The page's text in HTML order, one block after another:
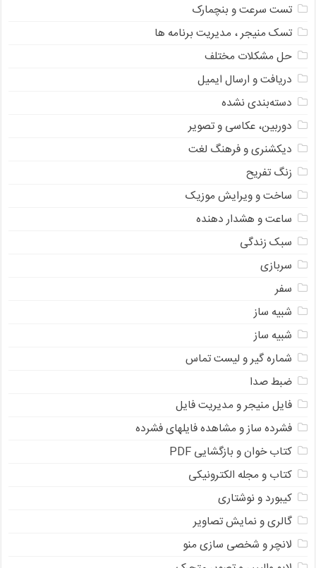
تست سرعت و بنچمارک
تسک منیجر ، مدیریت برنامه ها
حل مشکلات مختلف
دریافت و ارسال ایمیل
دسته‌بندی نشده
دوربین، عکاسی و تصویر
دیکشنری و فرهنگ لغت
زنگ تفریح
ساخت و ویرایش موزیک
ساعت و هشدار دهنده
سبک زندگی
سربازی
سفر
شبیه ساز
شبیه ساز
شماره گیر و لیست تماس
ضبط صدا
فایل منیجر و مدیریت فایل
فشرده ساز و مشاهده فایلهای فشرده
کتاب خوان و بازگشایی PDF
کتاب و مجله الکترونیکی
کیبورد و نوشتاری
گالری و نمایش تصاویر
لانچر و شخصی سازی منو